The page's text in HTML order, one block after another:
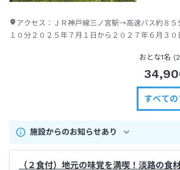
アクセス： ＪＲ神戸線三ノ宮駅→高速バス約８
１０分２０２５年７月１日から２０２７年６月３
おとな1名 (2
すべての
施設からのお知らせあり
（２食付）地元の味覚を満喫！淡路の食